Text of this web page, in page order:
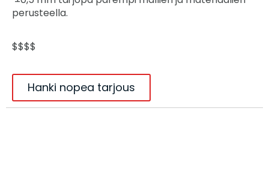
perusteella.
$$$$
Hanki nopea tarjous